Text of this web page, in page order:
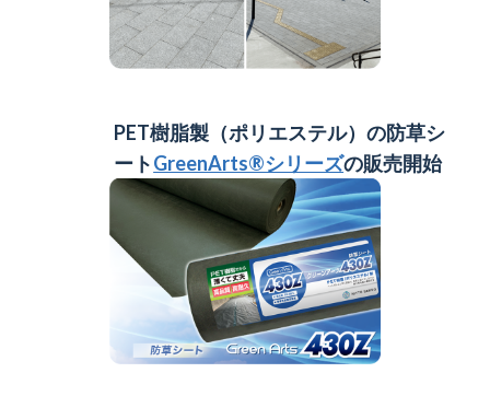
PET樹脂製（ポリエステル）の防草シ
ートGreenArts®シリーズの販売開始